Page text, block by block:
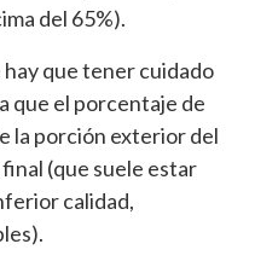
del 65%).
hay que tenercuidado
que el porcentaje de
la porción exterior del
(que suele estar
calidad,